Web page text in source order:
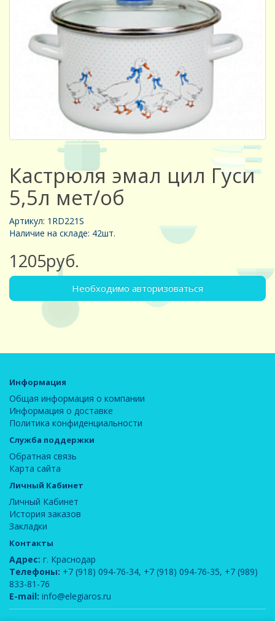
Кастрюля эмал цил Гуси
5,5л мет/об
Артикул: 1RD221S
Наличие на складе: 42шт.
1205руб.
Необходимо авторизоваться
Информация
Общая информация о компании
Информация о доставке
Политика конфиденциальности
Служба поддержки
Обратная связь
Карта сайта
Личный Кабинет
Личный Кабинет
История заказов
Закладки
Контакты
Адрес: г. Краснодар
Телефоны: +7 (918) 094-76-34, +7 (918) 094-76-35, +7 (989)
833-81-76
E-mail: info@elegiaros.ru